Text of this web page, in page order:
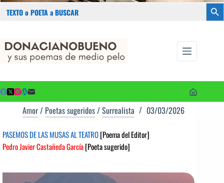
Buscar:
contenido
Amor/ Poetas sugeridos/Surrealista 03/03/2026
PASEMOS DE LAS MUSAS AL TEATRO[Poema del Editor]
Pedro Javier Castañeda García[Poeta sugerido]